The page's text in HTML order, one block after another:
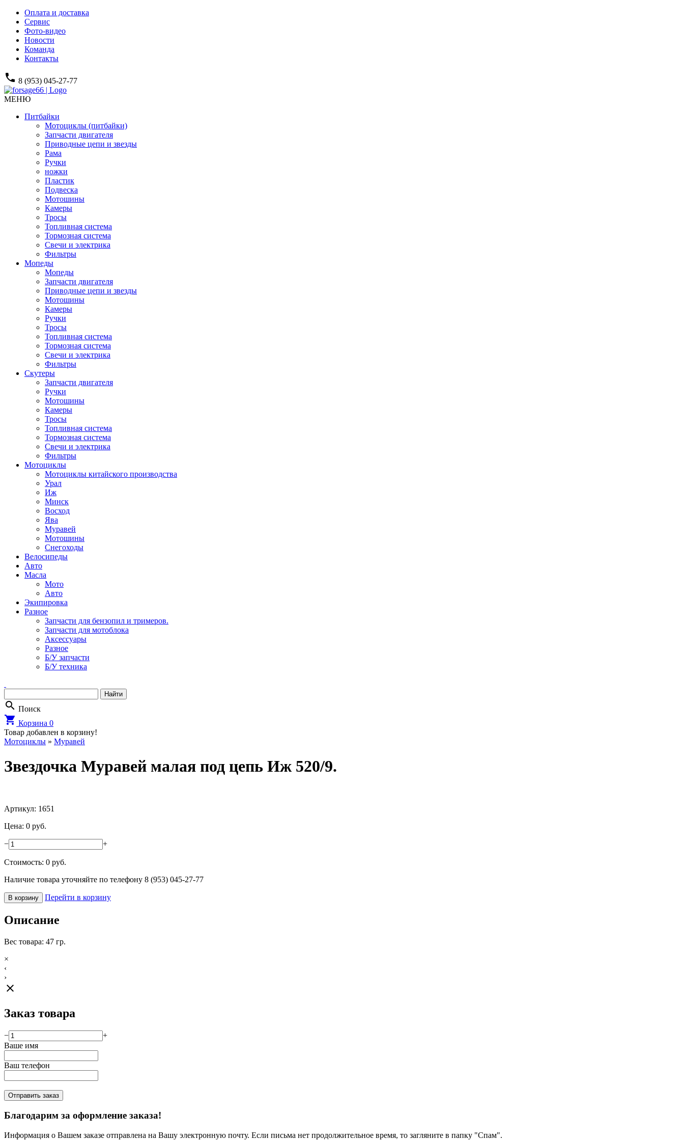
Оплата и доставка
Сервис
Фото-видео
Новости
Команда
Контакты
phone 8 (953) 045-27-77
МЕНЮ
Питбайки
Мотоциклы (питбайки)
Запчасти двигателя
Приводные цепи и звезды
Рама
Ручки
ножки
Пластик
Подвеска
Мотошины
Камеры
Тросы
Топливная система
Тормозная система
Свечи и электрика
Фильтры
Мопеды
Мопеды
Запчасти двигателя
Приводные цепи и звезды
Мотошины
Камеры
Ручки
Тросы
Топливная система
Тормозная система
Свечи и электрика
Фильтры
Cкутеры
Запчасти двигателя
Ручки
Мотошины
Камеры
Тросы
Топливная система
Тормозная система
Свечи и электрика
Фильтры
Мотоциклы
Мотоциклы китайского производства
Урал
Иж
Минск
Восход
Ява
Муравей
Мотошины
Снегоходы
Велосипеды
Авто
Масла
Мото
Авто
Экипировка
Разное
Запчасти для бензопил и тримеров.
Запчасти для мотоблока
Аксессуары
Разное
Б/У запчасти
Б/У техника
search Поиск
shopping_cart Корзина 0
Товар добавлен в корзину!
Мотоциклы » Муравей
Звездочка Муравей малая под цепь Иж 520/9.
Артикул: 1651
Цена: 0 руб.
− +
Стоимость: 0 руб.
Наличие товара уточняйте по телефону 8 (953) 045-27-77
В корзину Перейти в корзину
Описание
Вес товара: 47 гр.
×
‹
›
close
Заказ товара
−
+
Ваше имя
Ваш телефон
Отправить заказ
Благодарим за оформление заказа!
Информация о Вашем заказе отправлена на Вашу электронную почту. Если письма нет продолжительное время, то загляните в папку "Спам".